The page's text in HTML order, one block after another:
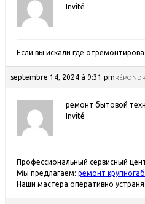
Invité
Если вы искали где
septembre 14, 2024 à 9:31 pm
ремонт бытовой
Invité
Профессиональный сервисный
Мы предлагаем: ремонт
Наши мастера оперативно